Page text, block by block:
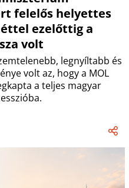
felelős helyettes
ezelőttig a
volt
legnyíltabb és
volt az, hogy a MOL
a teljes magyar